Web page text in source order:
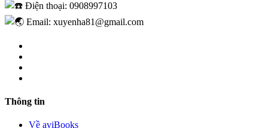
Điện thoại: 0908997103
Email: xuyenha81@gmail.com
Thông tin
Về aviBooks